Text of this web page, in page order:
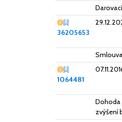
Vážný nedostatek
36205653
Vážný nedostatek
1064481
Dohoda
zvýšení